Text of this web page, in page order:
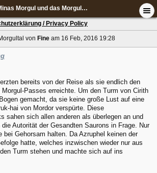
Minas Morgul und das Morgultal
/ Privacy Policy
von Fine am 16 Feb, 2016 19:28
bereits von der Reise als sie endlich den
Passes erreichte. Um den Turm von Cirith
gemacht, da sie keine große Lust auf eine
hai von Mordor verspürte. Diese
sahen sich allen anderen als überlegen an und
Autorität der Gesandten Saurons in Frage. Nur
bei Gehorsam halten. Da Azruphel keinen der
hatte, welches inzwischen wieder nur aus
Turm stehen und machte sich auf ins